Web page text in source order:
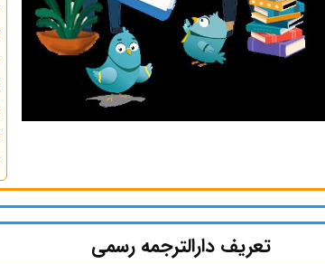
تعریف دارالترجمه رسمی